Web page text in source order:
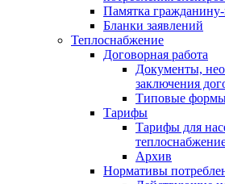
Памятка
Бланки заявлений
Теплоснабжение
Договорная работа
Документы,
заключения
Типовые формы
Тарифы
Тарифы для
Архив
Нормативы